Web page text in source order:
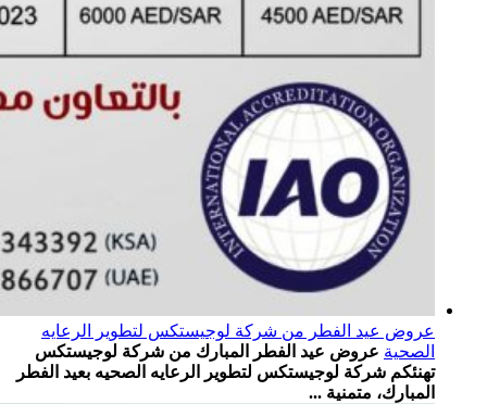
عروض عيد الفطر من شركة لوجيستكس لتطوير الرعايه
الصحية عروض عيد الفطر المبارك من شركة لوجيستكس
تهنئكم شركة لوجيستكس لتطوير الرعايه الصحيه بعيد الفطر
المبارك، متمنية ...